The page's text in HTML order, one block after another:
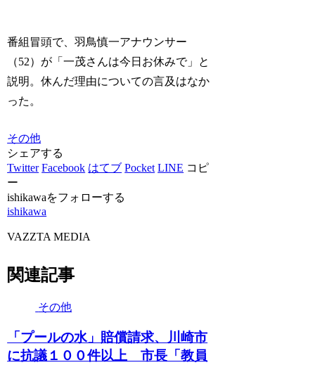
番組冒頭で、羽鳥慎一アナウンサー
（52）が「一茂さんは今日お休みで」と
説明。休んだ理由についての言及はなか
った。
その他
シェアする
Twitter Facebook はてブ Pocket LINE コピ
ー
ishikawaをフォローする
ishikawa
VAZZTA MEDIA
関連記事
その他
「プールの水」賠償請求、川崎市
に抗議１００件以上 市長「教員